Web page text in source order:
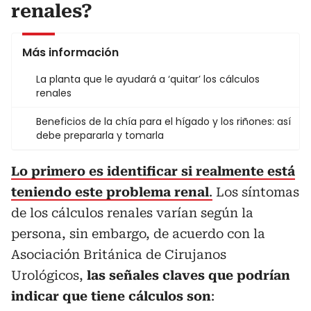
renales?
Más información
La planta que le ayudará a ‘quitar’ los cálculos
renales
Beneficios de la chía para el hígado y los riñones: así
debe prepararla y tomarla
Lo primero es identificar si realmente está
teniendo este problema renal. Los síntomas
de los cálculos renales varían según la
persona, sin embargo, de acuerdo con la
Asociación Británica de Cirujanos
Urológicos, las señales claves que podrían
indicar que tiene cálculos son: